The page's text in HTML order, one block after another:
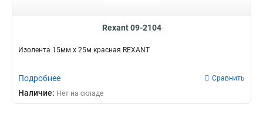
Rexant 09-2104
Изолента 15мм х 25м красная REXANT
Подробнее Сравнить
Наличие: Нет на складе